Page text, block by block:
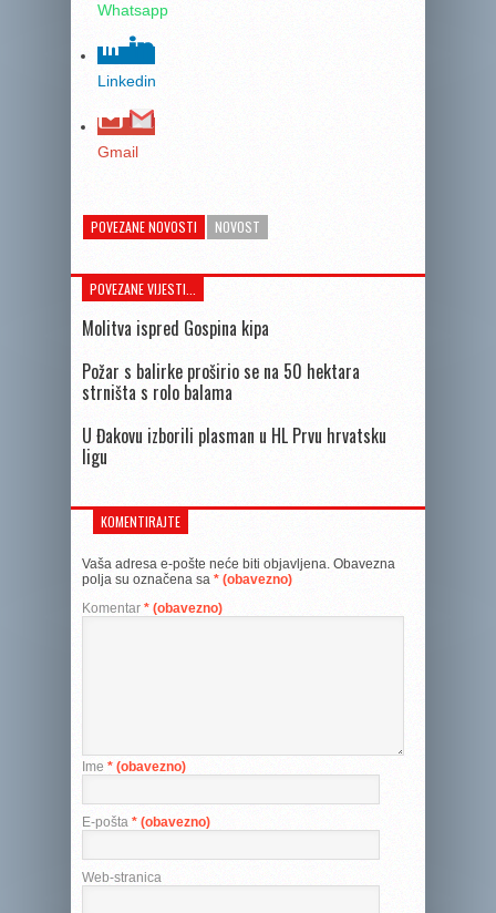
Whatsapp
Linkedin
Gmail
POVEZANE NOVOSTI NOVOST
POVEZANE VIJESTI...
Molitva ispred Gospina kipa
Požar s balirke proširio se na 50 hektara
strništa s rolo balama
U Đakovu izborili plasman u HL Prvu hrvatsku
ligu
KOMENTIRAJTE
Vaša adresa e-pošte neće biti objavljena. Obavezna
polja su označena sa * (obavezno)
Komentar * (obavezno)
Ime * (obavezno)
E-pošta * (obavezno)
Web-stranica